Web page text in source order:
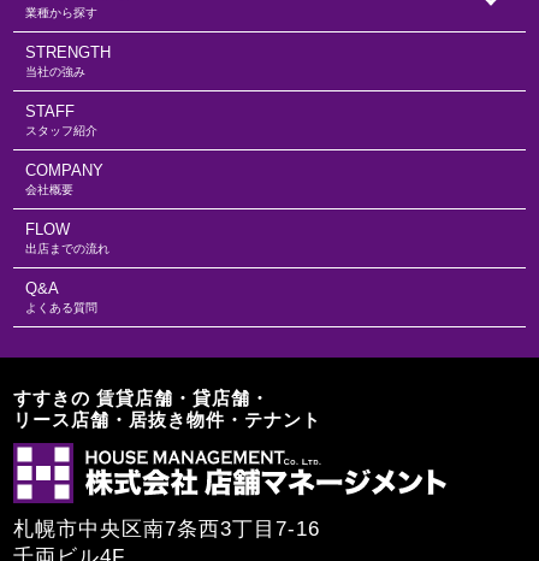
業種から探す
当社の強み
STRENGTH
スタッフ紹介
STAFF
会社概要
COMPANY
出店までの流れ
FLOW
よくある質問
Q&A
すすきの 賃貸店舗・貸店舗・
リース店舗・居抜き物件・テナント
札幌市中央区南7条西3丁目7-16